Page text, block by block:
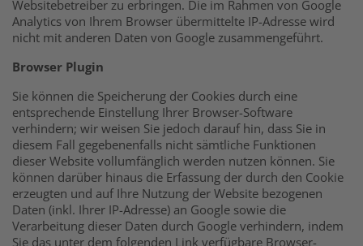
Websitebetreiber zu erbringen. Die im Rahmen von Google
Analytics von Ihrem Browser übermittelte IP-Adresse wird
nicht mit anderen Daten von Google zusammengeführt.
Browser Plugin
Sie können die Speicherung der Cookies durch eine
entsprechende Einstellung Ihrer Browser-Software
verhindern; wir weisen Sie jedoch darauf hin, dass Sie in
diesem Fall gegebenenfalls nicht sämtliche Funktionen
dieser Website vollumfänglich werden nutzen können. Sie
können darüber hinaus die Erfassung der durch den Cookie
erzeugten und auf Ihre Nutzung der Website bezogenen
Daten (inkl. Ihrer IP-Adresse) an Google sowie die
Verarbeitung dieser Daten durch Google verhindern, indem
Sie das unter dem folgenden Link verfügbare Browser-